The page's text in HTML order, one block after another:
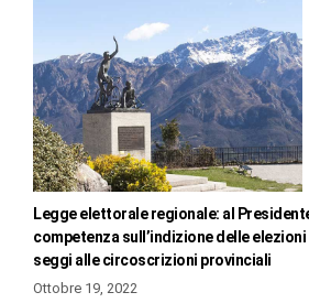
Legge elettorale regionale: al
competenza sull’indizione delle elezioni
seggi alle circoscrizioni provinciali
Ottobre 19, 2022